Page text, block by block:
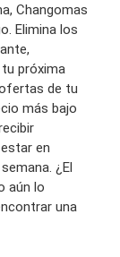
Changomas
Elimina los
próxima
de tu
más bajo
en
¿El
aún lo
una